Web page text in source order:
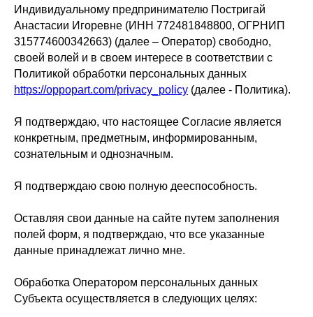
Индивидуальному предпринимателю Постригай
Анастасии Игоревне (ИНН 772481848800, ОГРНИП
315774600342663) (далее – Оператор) свободно,
своей волей и в своем интересе в соответствии с
Политикой обработки персональных данных
https://oppopart.com/privacy_policy (далее - Политика).
Я подтверждаю, что настоящее Согласие является
конкретным, предметным, информированным,
сознательным и однозначным.
Я подтверждаю свою полную дееспособность.
Оставляя свои данные на сайте путем заполнения
полей форм, я подтверждаю, что все указанные
данные принадлежат лично мне.
Обработка Оператором персональных данных
Субъекта осуществляется в следующих целях: